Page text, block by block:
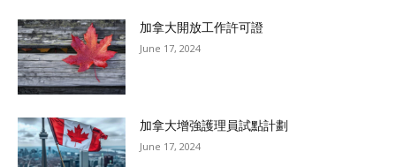
加拿大開放工作許可證
June 17, 2024
加拿大增強護理員試點計劃
June 17, 2024